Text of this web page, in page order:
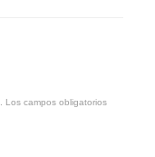
Los campos obligatorios